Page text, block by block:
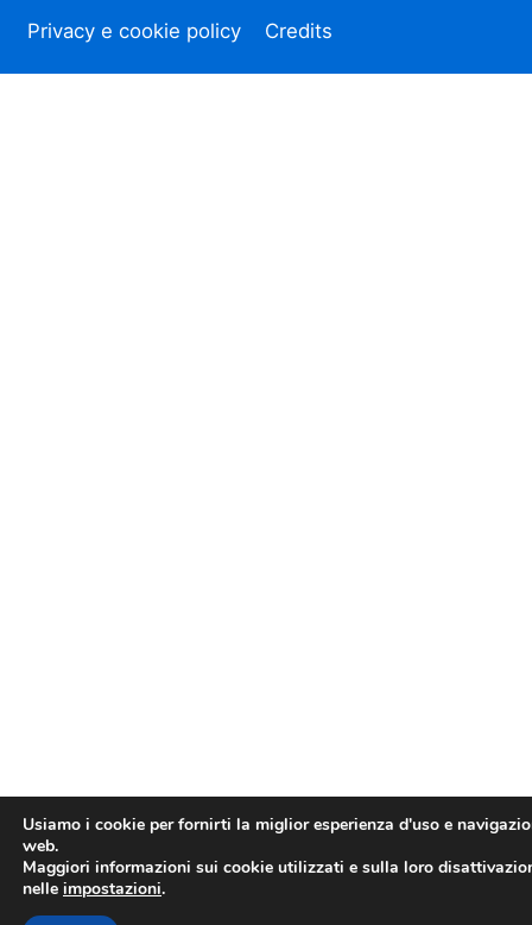
Privacy e cookie policy
Credits
Usiamo i cookie per fornirti la miglior esperienza d'uso e
web.
Maggiori informazioni sui cookie utilizzati e sulla loro
nelle impostazioni.